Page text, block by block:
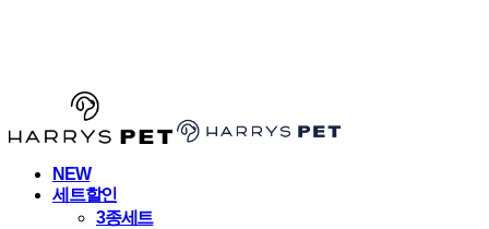
NEW
세트할인
3종세트